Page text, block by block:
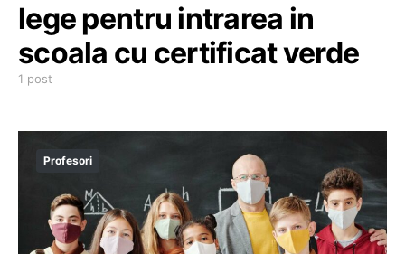
lege pentru intrarea in
scoala cu certificat verde
1 post
Profesori